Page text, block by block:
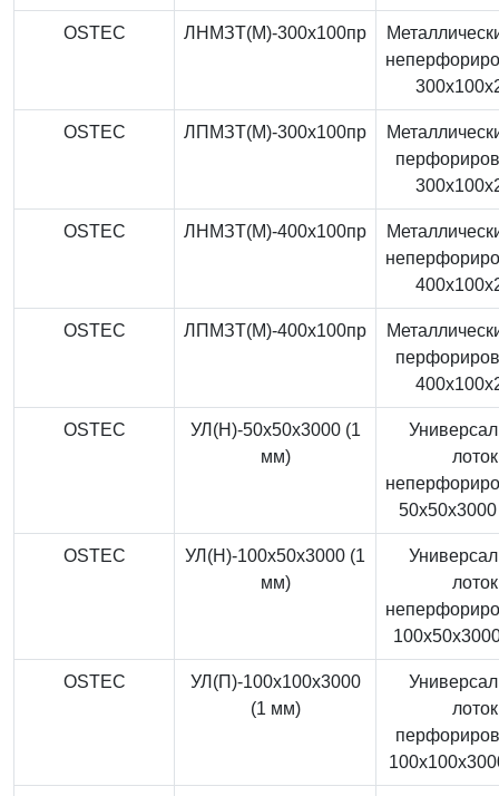
OSTEC ЛНМЗТ(М)-300x100пр
OSTEC ЛПМЗТ(М)-300x100пр
OSTEC ЛНМЗТ(М)-400x100пр
OSTEC ЛПМЗТ(М)-400x100пр
OSTEC
УЛ(Н)-50x50x3000 (1
мм)
лоток
OSTEC
УЛ(Н)-100x50x3000 (1
мм)
лоток
OSTEC
УЛ(П)-100x100x3000
(1 мм)
лоток